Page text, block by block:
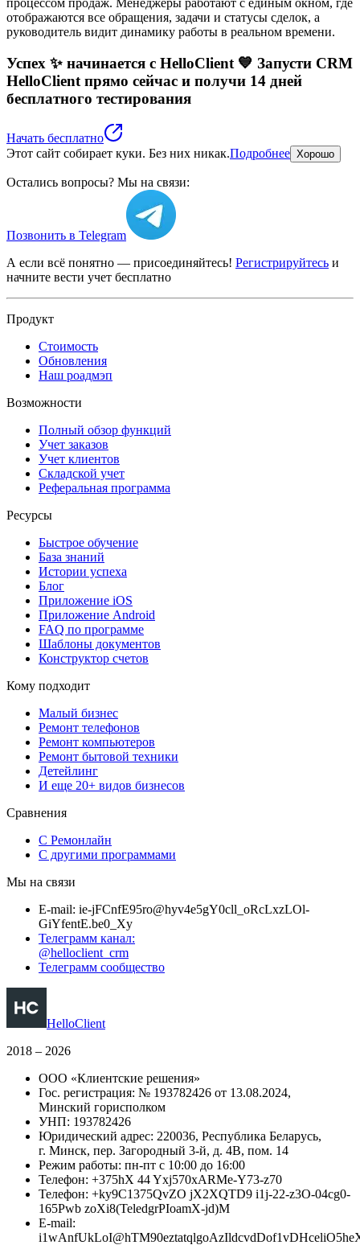
процессом продаж. Менеджеры работают с единым окном, где
отображаются все обращения, задачи и статусы сделок, а
руководитель видит динамику работы в реальном времени.
Успех ✨ начинается с HelloClient 💙 Запусти CRM
HelloClient прямо сейчас и получи 14 дней
бесплатного тестирования
Начать бесплатно
Этот сайт собирает куки. Без них никак.Подробнее Хорошо
Остались вопросы? Мы на связи:
Позвонить в Telegram
А если всё понятно — присоединяйтесь! Регистрируйтесь и
начните вести учет бесплатно
Продукт
Стоимость
Обновления
Наш роадмэп
Возможности
Полный обзор функций
Учет заказов
Учет клиентов
Складской учет
Реферальная программа
Ресурсы
Быстрое обучение
База знаний
Истории успеха
Блог
Приложение iOS
Приложение Android
FAQ по программе
Шаблоны документов
Конструктор счетов
Кому подходит
Малый бизнес
Ремонт телефонов
Ремонт компьютеров
Ремонт бытовой техники
Детейлинг
И еще 20+ видов бизнесов
Сравнения
С Ремонлайн
С другими программами
Мы на связи
E-mail: ie-jFCnfE95ro@hyv4e5gY0cll oRcLxzLOl-
GiYfentE.be0_Xy
Телеграмм канал:
@helloclient_crm
Телеграмм сообщество
HelloClient
2018 – 2026
ООО «Клиентские решения»
Гос. регистрация: № 193782426 от 13.08.2024,
Минский горисполком
УНП: 193782426
Юридический адрес: 220036, Республика Беларусь,
г. Минск, пер. Загородный 3-й, д. 4В, пом. 14
Режим работы: пн-пт с 10:00 до 16:00
Телефон: +375hX 44Yxj570xARMe-Y73-z70
Телефон: +ky9C1375QvZO jX2XQTD9 i1j-22-z3O-04cg0-
165Pwb zoXi8(TeledgrPIoamX-jd)M
E-mail:
i1wAnfUkLoI@hTM90eztatqlgoAzIldcvdDof1vDHceliO5he